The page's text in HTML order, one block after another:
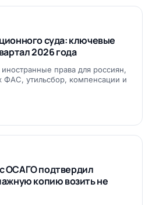
суда: ключевые
2026 года
права для россиян,
ФАС, утильсбор, компенсации и
ОСАГО подтвердил
копию возить не